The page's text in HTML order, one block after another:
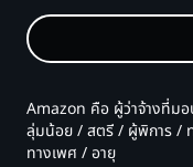
Amazon คือ ผู้ว่าจ้างที่มอ
ลุ่มน้อย / สตรี / ผู้พิการ /
ทางเพศ / อายุ